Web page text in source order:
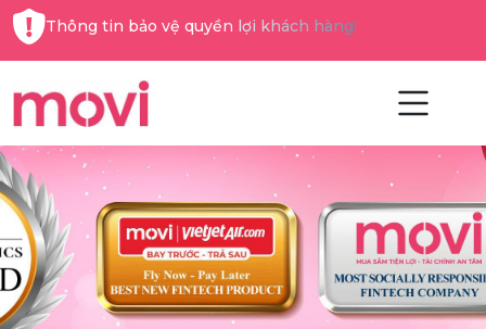
Thông tin bảo vệ quyền lợi khách hàng!